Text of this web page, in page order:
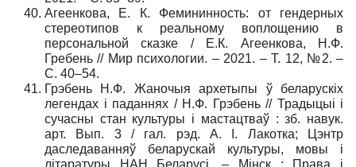
Агеенкова, Е. К. Фемининность: от гендерных
стереотипов к реальному воплощению в
персональной сказке / Е.К. Агеенкова, Н.Ф.
Гребень // Мир психологии. – 2021. – Т. 12, №2. –
С. 40–54.
Грэбень Н.Ф. Жаночыя архетыпы ў беларускіх
легендах і паданнях / Н.Ф. Грэбень // Традыцыі і
сучасны стан культуры і мастацтваў : зб. навук.
арт. Вып. 3 / гал. рэд. А. І. Лакотка; Цэнтр
даследаванняў беларускай культуры, мовы і
літаратуры НАН Беларусі. – Мінск : Права і